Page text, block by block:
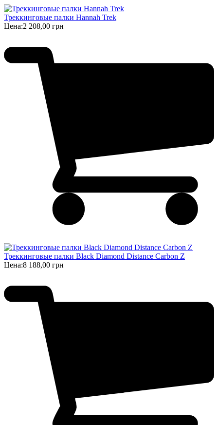
Треккинговые палки Hannah Trek
Цена:2 208,00 грн
Треккинговые палки Black Diamond Distance Carbon Z
Цена:8 188,00 грн